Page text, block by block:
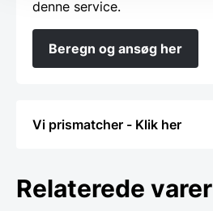
denne service.
Beregn og ansøg her
Vi prismatcher - Klik her
Relaterede varer